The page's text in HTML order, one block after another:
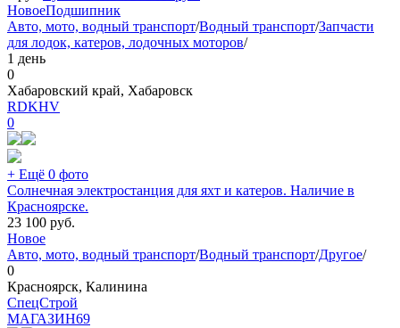
НовоеПодшипник
Авто, мото, водный транспорт/Водный транспорт/Запчасти
для лодок, катеров, лодочных моторов/
1 день
0
Хабаровский край, Хабаровск
RDKHV
0
+ Ещё 0 фото
Солнечная электростанция для яхт и катеров. Наличие в
Красноярске.
23 100 руб.
Новое
Авто, мото, водный транспорт/Водный транспорт/Другое/
0
Красноярск, Калинина
СпецСтрой
МАГАЗИН69